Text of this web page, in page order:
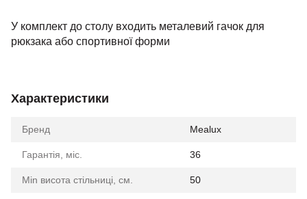
У комплект до столу входить металевий гачок для
рюкзака або спортивної форми
Характеристики
Бренд Mealux
Гарантія, міс. 36
Min висота стільниці, см. 50